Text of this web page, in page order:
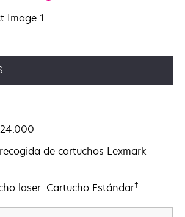
de cartuchos Lexmark
laser: Cartucho Estándar†